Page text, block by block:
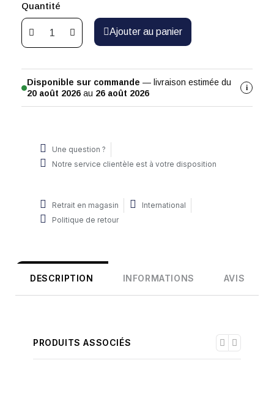
Quantité
Ajouter au panier
Disponible sur commande — livraison estimée du
20 août 2026 au 26 août 2026
i
Une question ?
Notre service clientèle est à votre disposition
Retrait en magasin
International
Politique de retour
DESCRIPTION INFORMATIONS AVIS
PRODUITS ASSOCIÉS